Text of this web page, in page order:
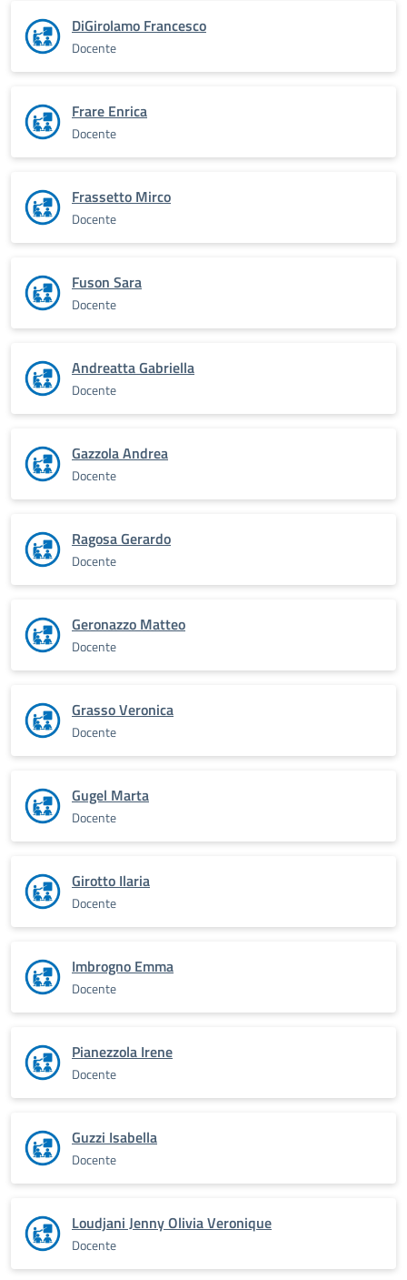
DiGirolamo Francesco
Docente
Frare Enrica
Docente
Frassetto Mirco
Docente
Fuson Sara
Docente
Andreatta Gabriella
Docente
Gazzola Andrea
Docente
Ragosa Gerardo
Docente
Geronazzo Matteo
Docente
Grasso Veronica
Docente
Gugel Marta
Docente
Girotto Ilaria
Docente
Imbrogno Emma
Docente
Pianezzola Irene
Docente
Guzzi Isabella
Docente
Loudjani Jenny Olivia Veronique
Docente